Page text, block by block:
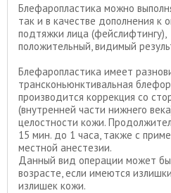
Блефаропластика можно
так и в качестве дополнения к
подтяжки лица
положительный, видимый
Блефаропластика имеет
трансконьюнктивальная
производится коррекция со
(внутренней части нижнего
целостности кожи.
15 мин. до 1 часа, также с
местной анестезии.
Данный вид операции может
возрасте, если имеются
излишек кожи.